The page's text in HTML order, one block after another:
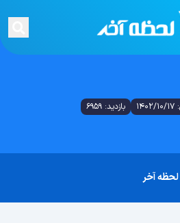
بازدید: 6959
آخر